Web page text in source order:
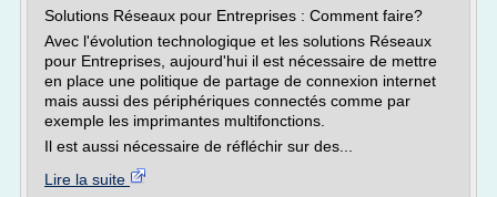
Solutions Réseaux pour Entreprises : Comment faire?
Avec l'évolution technologique et les solutions Réseaux
pour Entreprises, aujourd'hui il est nécessaire de mettre
en place une politique de partage de connexion internet
mais aussi des périphériques connectés comme par
exemple les imprimantes multifonctions.
Il est aussi nécessaire de réfléchir sur des...
Lire la suite